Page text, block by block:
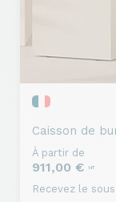
Caisson de
À partir de
911,00 € HT
Recevez le